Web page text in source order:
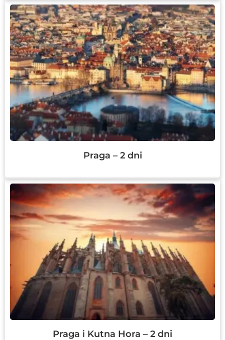
Praga – 2 dni
Praga i Kutna Hora – 2 dni